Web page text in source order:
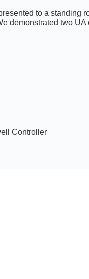
to a standing
demonstrated two UA
Controller